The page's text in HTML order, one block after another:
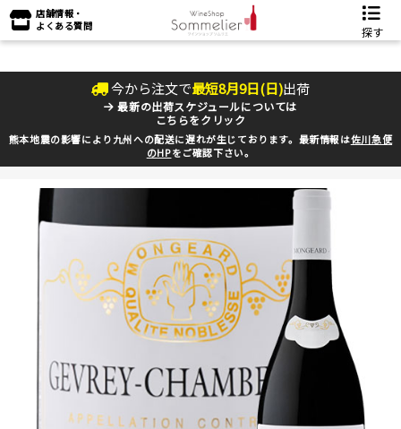
店舗情報・
よくある質問
探す
今から注文で最短8月9日(日)出荷
最新の出荷スケジュールについては
こちらをクリック
熊本地震の影響により九州への配送に遅れが生じております。最新情報は佐川急便
のHPをご確認下さい。